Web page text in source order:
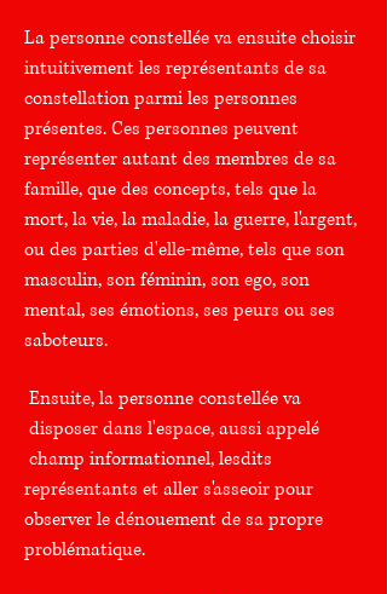
La personne constellée va ensuite choisir
intuitivement les représentants de sa
constellation parmi les personnes
présentes. Ces personnes peuvent
représenter autant des membres de sa
famille, que des concepts, tels que la
mort, la vie, la maladie, la guerre, l'argent,
ou des parties d'elle-même, tels que son
masculin, son féminin, son ego, son
mental, ses émotions, ses peurs ou ses
saboteurs.
Ensuite, la personne constellée va
disposer dans l'espace, aussi appelé
champ informationnel, lesdits
représentants et aller s'asseoir pour
observer ledénouement de sa propre
problématique.